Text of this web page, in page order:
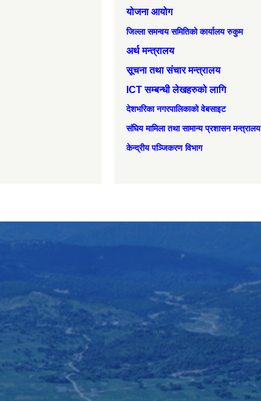
योजना आयोग
जिल्ला समन्वय समितिको कार्यालय रुकुम
अर्थ मन्त्रालय
सूचना तथा संचार मन्त्रालय
ICT सम्बन्धी लेखहरुको लागि
देशभरिका नगरपालिकाको वेबसाइट
संघिय मामिला तथा सामान्‍य प्रशासन मन्त्रालय
केन्द्रीय पञ्जिकरण विभाग